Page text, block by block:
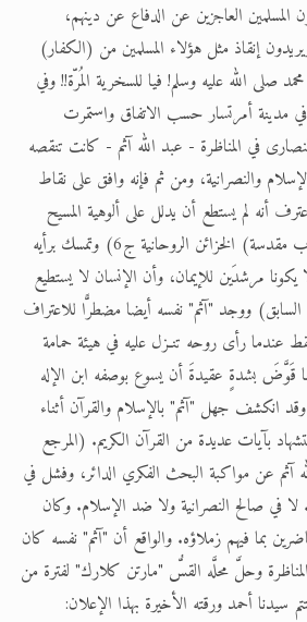
المسلمين العاجزين عن الدفاع عن دينهم،
إنقاذ مثل هؤلاء المسلمين من (الكفار)
صلى الله عليه وسلم! فيا للسخرية المُرّة!! وفي
مدينة أمرتسار حسب الاتفاق واستمرت
في المناظرة - عبد الله آثم - كانت تنقصه
والنصرانية، ومن ثم فإنه وافق على نقاط
أنه لم يستطع أن يدلل على ألوهية المسيح
المزعومة. (جنغ مقدس (حرب مقدسة) الخزائن الروحانية ج6) وتمسك برأيه
مرشدَين للإيمان، وأن الإنسان لا يستطيع
ووجد "آثم" نفسه أيضا مضطرًّا للاعتراف
عندما رأى روحه تنـزل عليه في هيئة حمامة
قَوَّضَ بشدةٍ عقيدةَ أن يسوع بوصفه ابن الإله
انكشف جهل "آثم" بالإسلام والقرآن أثناء
بآيات عديدة من القرآن الكريم. (المرجع
آثم عن مواكبة البحث الفكري الدائر، وفشل في
لا في صالح النصرانية ولا ضد الإسلام. وكان
بما فيهم زملاؤه. والواقع أن "آثم" نفسه كان
وحلَّ محلَّه القسُّ "مارتن كلارك" لفترة من
سيدنا أحمد ورقته الأخيرة بهذا الإعلان: